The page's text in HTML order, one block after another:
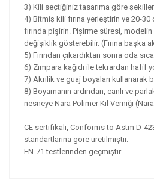
3) Kili seçtiğiniz tasarıma göre
4) Bitmiş kili fırına yerleştirin ve 20-
fırında pişirin. Pişirme süresi,
değişiklik gösterebilir. (Fırına başka
5) Fırından çıkardıktan sonra oda
6) Zımpara kağıdı ile tekrardan hafif
7) Akrilik ve guaj boyaları kullanarak
8) Boyamanın ardından, canlı ve
nesneye Nara Polimer Kil Verniği
CE sertifikalı, Conforms to Astm D-
standartlarına göre üretilmiştir.
EN-71 testlerinden geçmiştir.